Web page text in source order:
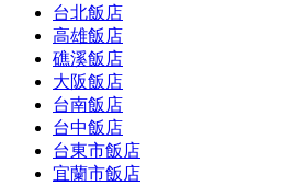
台北飯店
高雄飯店
礁溪飯店
大阪飯店
台南飯店
台中飯店
台東市飯店
宜蘭市飯店